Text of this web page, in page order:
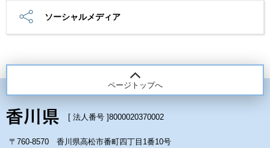
ソーシャルメディア
ページトップへ
[ 法人番号 ]8000020370002
〒760-8570 香川県高松市番町四丁目1番10号